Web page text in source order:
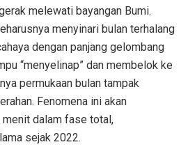
melewati bayangan Bumi.
menyinari bulan terhalang
dengan panjang gelombang
“menyelinap” dan membelok ke
permukaan bulan tampak
Fenomena ini akan
dalam fase total,
sejak 2022.